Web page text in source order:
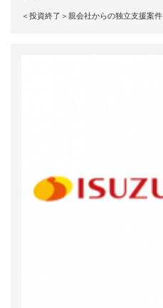
＜投資終了＞親会社からの独立支援案件